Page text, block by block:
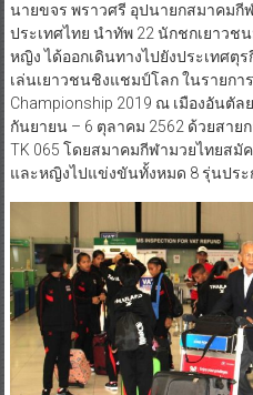
นายขจร พราวศรี อุปนายกสมาคมกี
ประเทศไทย นำทัพ 22 นักชกเยาว
หญิง ได้ออกเดินทางไปยังประเทศตุ
เล่นเยาวชนชิงแชมป์โลก ในรายกา
Championship 2019 ณ เมืองอันตัล
กันยายน – 6 ตุลาคม 2562 ด้วยสาย
TK 065 โดยสมาคมกีฬามวยไทยสมั
และหญิงไปแข่งขันทั้งหมด 8 รุ่นประ